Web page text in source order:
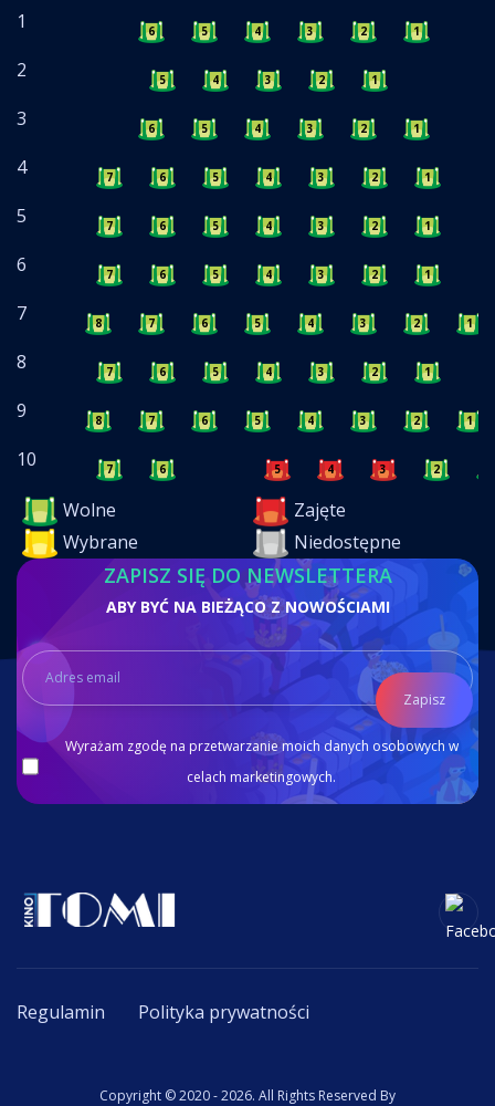
1 6 5 4 3 2 1
2 5 4 3 2 1
3 6 5 4 3 2 1
4 7 6 5 4 3 2 1
5 7 6 5 4 3 2 1
6 7 6 5 4 3 2 1
7 8 7 6 5 4 3 2 1
8 7 6 5 4 3 2 1
9 8 7 6 5 4 3 2 1
10 7 6 5 4 3 2
Wolne
Zajęte
Wybrane
Niedostępne
ZAPISZ SIĘ DO NEWSLETTERA
ABY BYĆ NA BIEŻĄCO Z NOWOŚCIAMI
Zapisz
Wyrażam zgodę na przetwarzanie moich danych osobowych w
celach marketingowych.
Regulamin Polityka prywatności
Copyright © 2020 - 2026. All Rights Reserved By